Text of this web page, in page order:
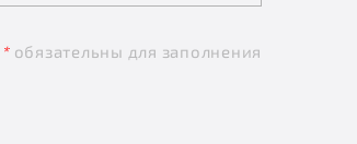
*обязательны для заполнения